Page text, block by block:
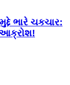
ભારે ચકચાર:
આક્રોશ!